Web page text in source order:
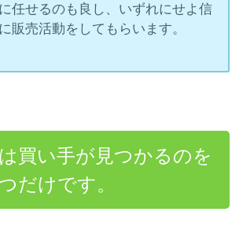
任せるのも良し、いずれにせよ信
販売活動をしてもらいます。
買い手が見つかるのを
だけです。